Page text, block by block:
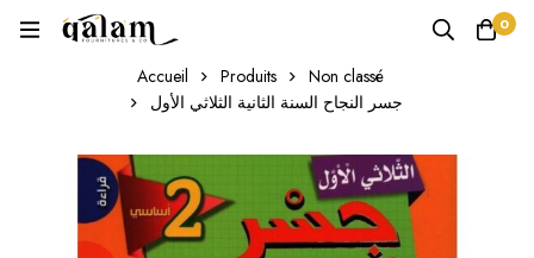
0
Accueil Produits
Non classé
جسر النجاح السنة الثانية الثلاثي الأول